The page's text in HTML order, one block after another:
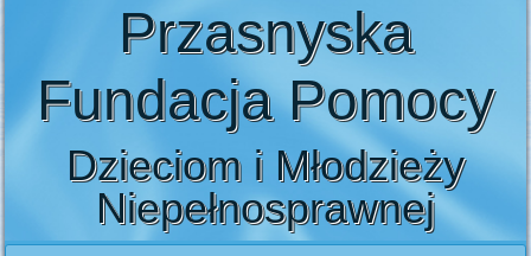
Przasnyska
Fundacja Pomocy
Dzieciom i Młodzieży
Niepełnosprawnej